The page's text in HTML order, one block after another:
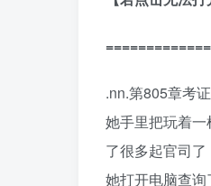
.nn.第805章考证
她手里把玩着
了很多起官司
她打开电脑查